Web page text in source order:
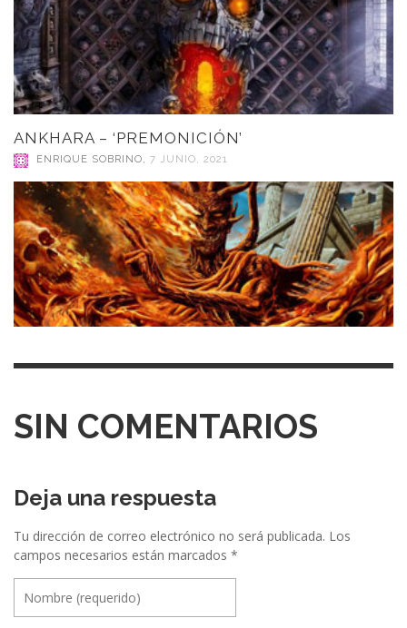
ANKHARA – ‘PREMONICIÓN’
ENRIQUE SOBRINO, 7 JUNIO, 2021
SIN COMENTARIOS
Deja una respuesta
Tu dirección de correo electrónico no será publicada. Los
campos necesarios están marcados *